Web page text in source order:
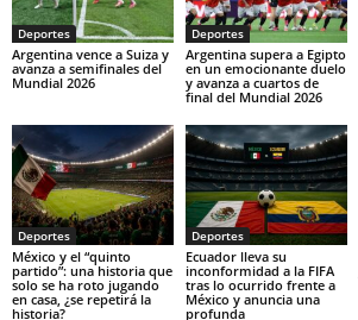
Deportes
Argentina vence a Suiza y
avanza a semifinales del
Mundial 2026
Deportes
Argentina supera a Egipto
en un emocionante duelo
y avanza a cuartos de
final del Mundial 2026
Deportes
México y el “quinto
partido”: una historia que
solo se ha roto jugando
en casa, ¿se repetirá la
historia?
Deportes
Ecuador lleva su
inconformidad a la FIFA
tras lo ocurrido frente a
México y anuncia una
profunda